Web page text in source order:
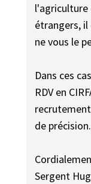
l'agriculture
étrangers,
ne vous le
Dans ces
RDV en
de précision.
Sergent